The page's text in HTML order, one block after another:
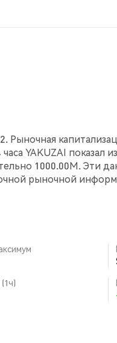
Рыночная
YAKUZAI показал
1000.00M. Эти
рыночной